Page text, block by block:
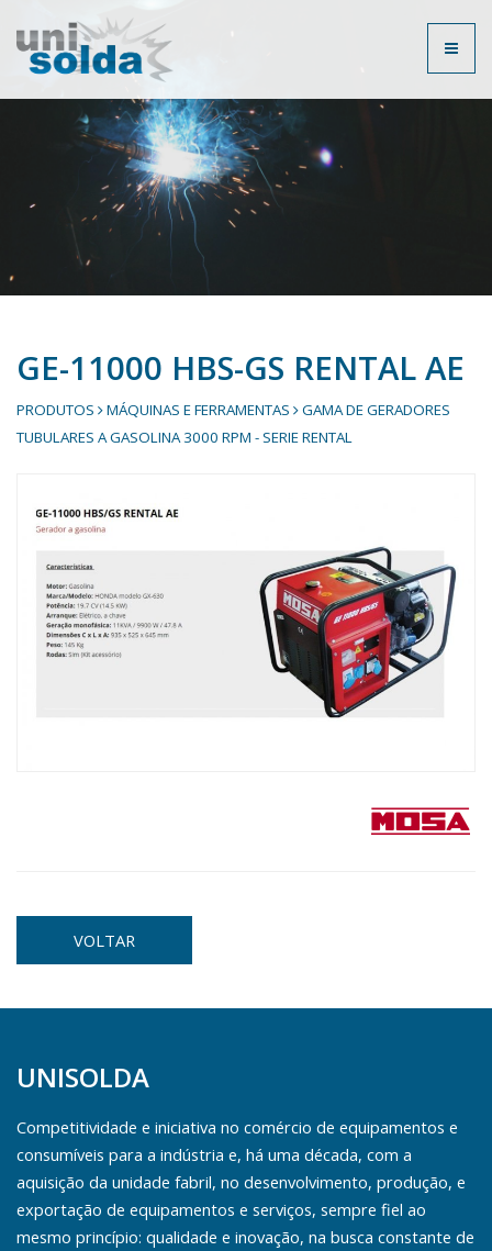
Toggle
GE-11000 HBS-GS RENTAL AE
PRODUTOS MÁQUINAS E FERRAMENTAS
GAMA DE GERADORES
TUBULARES A GASOLINA 3000 RPM - SERIE RENTAL
VOLTAR
UNISOLDA
Competitividade e iniciativa no comércio de equipamentos e
consumíveis para a indústria e, há uma década, com a
aquisição da unidade fabril, no desenvolvimento, produção, e
exportação de equipamentos e serviços, sempre fiel ao
mesmo princípio: qualidade e inovação, na busca constante de